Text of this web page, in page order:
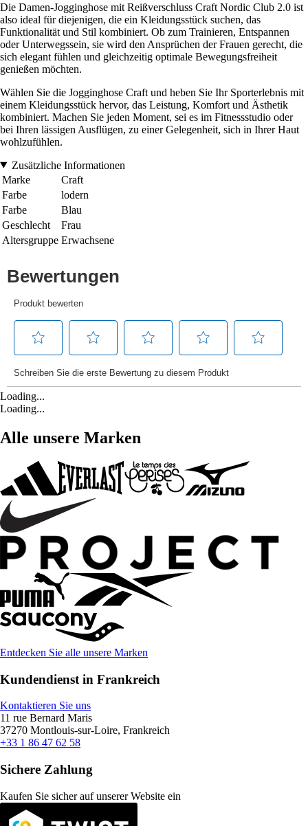
Die Damen-Jogginghose mit Reißverschluss Craft Nordic Club 2.0 ist
also ideal für diejenigen, die ein Kleidungsstück suchen, das
Funktionalität und Stil kombiniert. Ob zum Trainieren, Entspannen
oder Unterwegssein, sie wird den Ansprüchen der Frauen gerecht, die
sich elegant fühlen und gleichzeitig optimale Bewegungsfreiheit
genießen möchten.
Wählen Sie die Jogginghose Craft und heben Sie Ihr Sporterlebnis mit
einem Kleidungsstück hervor, das Leistung, Komfort und Ästhetik
kombiniert. Machen Sie jeden Moment, sei es im Fitnessstudio oder
bei Ihren lässigen Ausflügen, zu einer Gelegenheit, sich in Ihrer Haut
wohlzufühlen.
Zusätzliche Informationen
Marke
Craft
Farbe
lodern
Farbe
Blau
Geschlecht
Frau
Altersgruppe Erwachsene
Loading...
Loading...
Alle unsere Marken
Entdecken Sie alle unsere Marken
Kundendienst in Frankreich
Kontaktieren Sie uns
11 rue Bernard Maris
37270 Montlouis-sur-Loire, Frankreich
+33 1 86 47 62 58
Sichere Zahlung
Kaufen Sie sicher auf unserer Website ein